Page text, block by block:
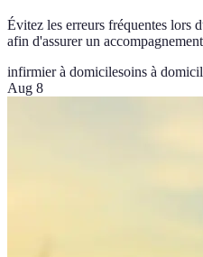
Évitez les erreurs fréquentes
afin d'assurer un
infirmier à domicilesoins à
Aug 8